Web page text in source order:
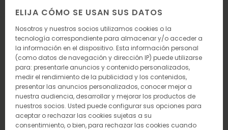
ELIJA CÓMO SE USAN SUS DATOS
Nosotros y nuestros socios utilizamos cookies o la
tecnología correspondiente para almacenar y/o acceder a
la información en el dispositivo. Esta información personal
(como datos de navegación y dirección IP) puede utilizarse
para: presentarle anuncios y contenido personalizados,
medir el rendimiento de la publicidad y los contenidos,
presentar las anuncios personalizados, conocer mejor a
nuestra audiencia, desarrollar y mejorar los productos de
nuestros socios. Usted puede configurar sus opciones para
aceptar o rechazar las cookies sujetas a su
consentimiento, o bien, para rechazar las cookies cuando